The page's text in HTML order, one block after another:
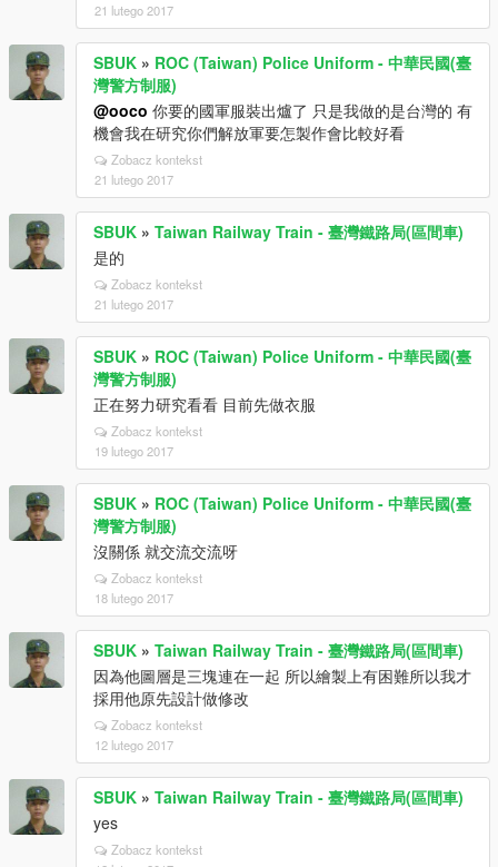
21 lutego 2017
SBUK » ROC (Taiwan) Police Uniform - 中華民國(臺
灣警方制服)
@ooco 你要的國軍服裝出爐了 只是我做的是台灣的 有
機會我在研究你們解放軍要怎製作會比較好看
Zobacz kontekst
21 lutego 2017
SBUK » Taiwan Railway Train - 臺灣鐵路局(區間車)
是的
Zobacz kontekst
21 lutego 2017
SBUK » ROC (Taiwan) Police Uniform - 中華民國(臺
灣警方制服)
正在努力研究看看 目前先做衣服
Zobacz kontekst
19 lutego 2017
SBUK » ROC (Taiwan) Police Uniform - 中華民國(臺
灣警方制服)
沒關係 就交流交流呀
Zobacz kontekst
18 lutego 2017
SBUK » Taiwan Railway Train - 臺灣鐵路局(區間車)
因為他圖層是三塊連在一起 所以繪製上有困難所以我才
採用他原先設計做修改
Zobacz kontekst
12 lutego 2017
SBUK » Taiwan Railway Train - 臺灣鐵路局(區間車)
yes
Zobacz kontekst